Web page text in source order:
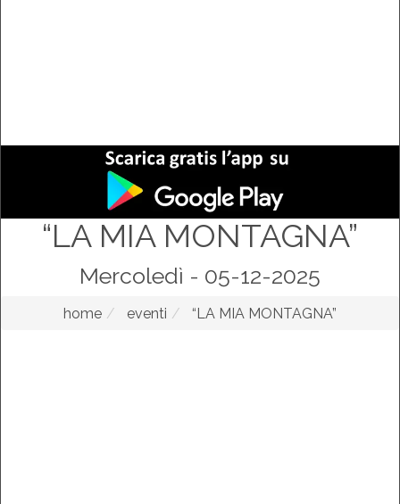
“LA MIA MONTAGNA”
Mercoledì - 05-12-2025
home eventi “LA MIA MONTAGNA”